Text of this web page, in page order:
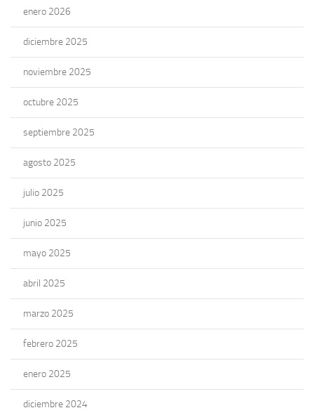
enero 2026
diciembre 2025
noviembre 2025
octubre 2025
septiembre 2025
agosto 2025
julio 2025
junio 2025
mayo 2025
abril 2025
marzo 2025
febrero 2025
enero 2025
diciembre 2024